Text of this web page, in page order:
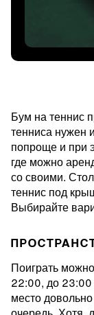
Бум на теннис
тенниса нужен
попроще и при
где можно
со своими.
теннис под
Выбирайте
Поиграть
22:00, до 23:00
место